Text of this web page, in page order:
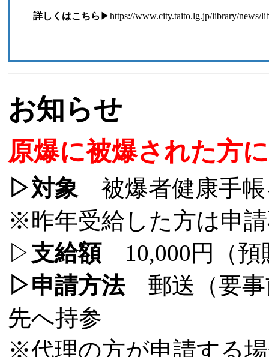
詳しくはこちら ▶https://www.city.taito.lg.jp/library/news/
お知らせ
原爆に被爆された方
▷対象被爆者健康手帳
※昨年受給した方は申
▷支給額10,000円（預
▷申請方法郵送（要事
先へ持参
※代理の方が申請する